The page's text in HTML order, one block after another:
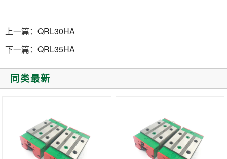
上一篇： QRL30HA
下一篇： QRL35HA
同类最新